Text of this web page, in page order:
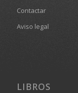
Contactar
Aviso legal
LIBROS